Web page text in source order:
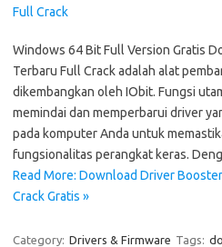
Windows 64 Bit Full Version Gratis
Terbaru Full Crack adalah alat
dikembangkan oleh IObit. Fungsi
memindai dan memperbarui driver
pada komputer Anda untuk
fungsionalitas perangkat keras.
Read More: Download Driver
Crack Gratis »
Category: Drivers & Firmware Tags: